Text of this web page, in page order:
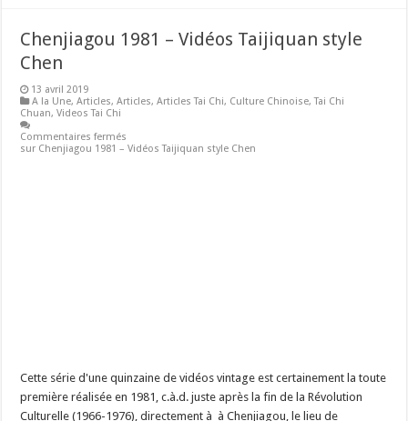
Chenjiagou 1981 – Vidéos Taijiquan style
Chen
13 avril 2019
A la Une,Articles,Articles,Articles Tai Chi, Culture Chinoise,Tai Chi
Chuan,Videos Tai Chi
Commentaires fermés
sur Chenjiagou 1981 – Vidéos Taijiquan style Chen
Cette série d'une quinzaine de vidéos vintage est certainement la toute
première réalisée en 1981, c.à.d. juste après la fin de la Révolution
Culturelle (1966-1976), directement à à Chenjiagou, le lieu de